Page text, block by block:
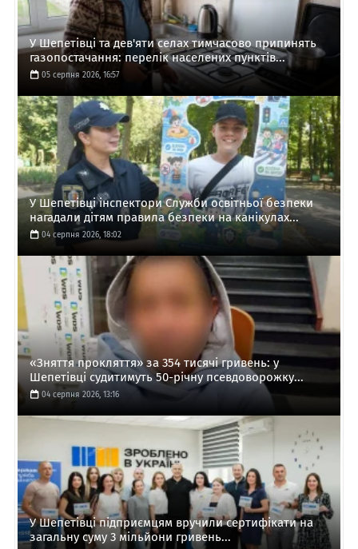
У Шепетівці та дев'яти селах тимчасово припинять
газопостачання: перелік населених пунктів...
05 серпня 2026, 16:57
У Шепетівці інспектори Служби освітньої безпеки
нагадали дітям правила безпеки на канікулах...
04 серпня 2026, 18:02
«Зняття прокляття» за 354 тисячі гривень: у
Шепетівці судитимуть 50-річну псевдоворожку...
04 серпня 2026, 13:16
У Шепетівці підприємцям вручили сертифікати на
загальну суму 3 мільйони гривень...